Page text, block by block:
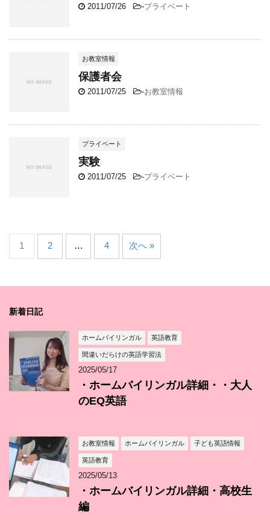
2011/07/26 -プライベート
お教室情報
保護者会
2011/07/25 -お教室情報
プライベート
実験
2011/07/25 -プライベート
1 2 … 4 次へ »
新着日記
ホームバイリンガル 英語教育
間違いだらけの英語学習法
2025/05/17
・ホームバイリンガル詳細・・大人
のEQ英語
お教室情報 ホームバイリンガル 子ども英語情報
英語教育
2025/05/13
・ホームバイリンガル詳細・高校生
編